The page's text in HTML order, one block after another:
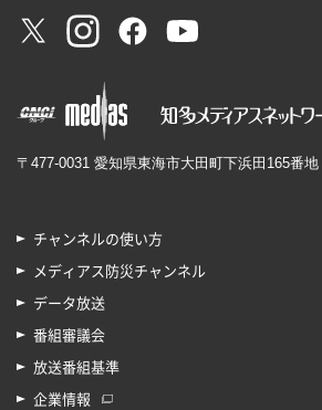
〒477-0031 愛知県東海市大田町下浜田165番地
チャンネルの使い方
メディアス防災チャンネル
データ放送
番組審議会
放送番組基準
企業情報